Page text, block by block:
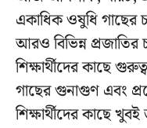
একাধিক ওষুধি গাছের
আরও বিভিন্ন প্রজাতির
শিক্ষার্থীদের কাছে
গাছের গুনাগুণ এবং
শিক্ষার্থীদের কাছে